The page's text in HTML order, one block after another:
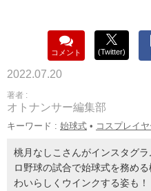
コメント (Twitter)
2022.07.20
著者 :
オトナンサー編集部
キーワード : 始球式 • コスプレイヤ
桃月なしこさんがインスタグ
ロ野球の試合で始球式を務め
わいらしくウインクする姿も！